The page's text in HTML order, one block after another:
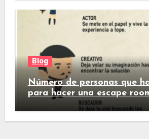
Blog
Número de personas que
para hacer una escape